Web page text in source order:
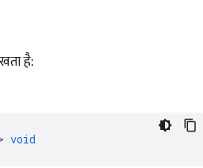
है:
void